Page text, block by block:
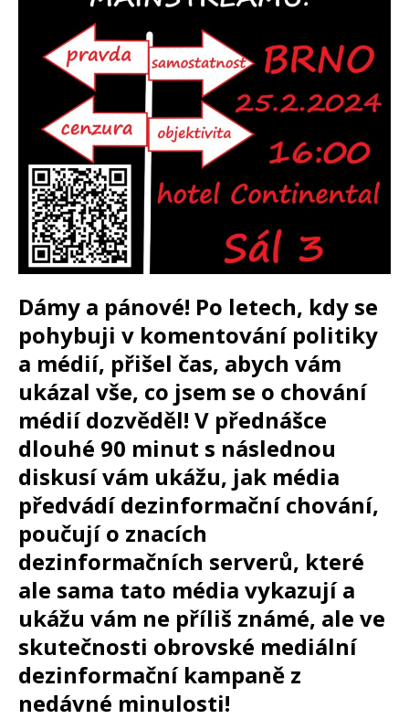
Dámy a pánové! Po letech, kdy se
pohybuji v komentování politiky
a médií, přišel čas, abych vám
ukázal vše, co jsem se o chování
médií dozvěděl! V přednášce
dlouhé 90 minut s následnou
diskusí vám ukážu, jak média
předvádí dezinformační chování,
poučují o znacích
dezinformačních serverů, které
ale sama tato média vykazují a
ukážu vám ne příliš známé, ale ve
skutečnosti obrovské mediální
dezinformační kampaně z
nedávné minulosti!